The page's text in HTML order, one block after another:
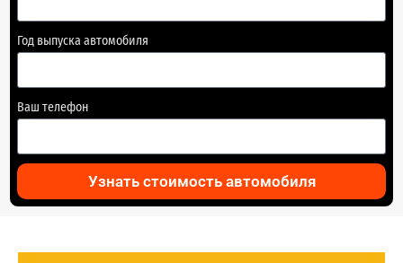
Год выпуска автомобиля
Ваш телефон
Узнать стоимость автомобиля